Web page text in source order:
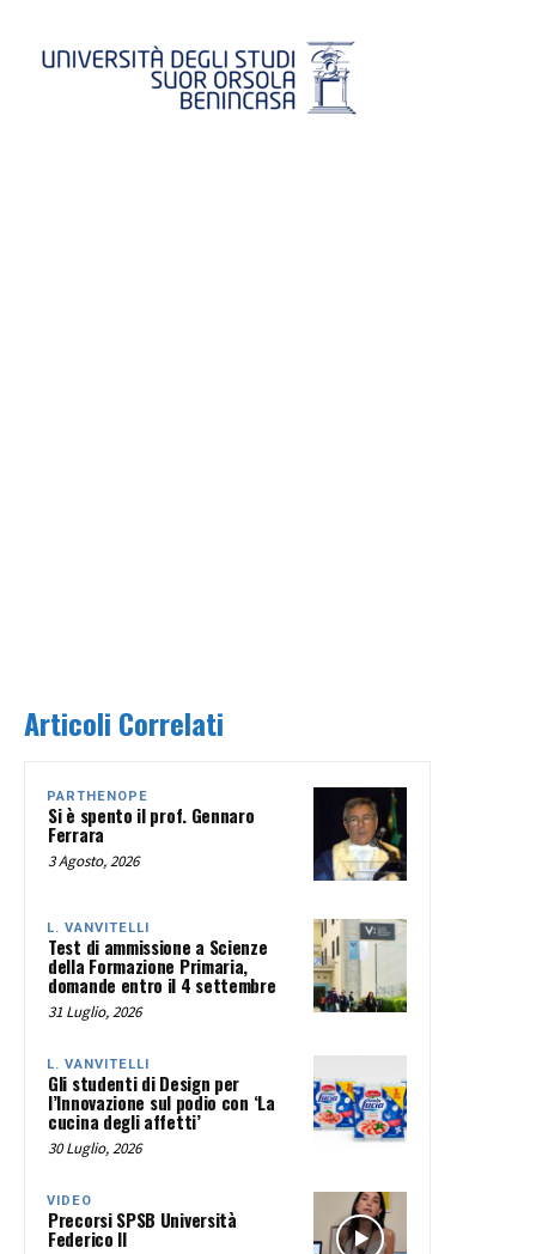
Articoli Correlati
PARTHENOPE
Si è spento il prof. Gennaro
Ferrara
3 Agosto, 2026
L. VANVITELLI
Test di ammissione a Scienze
della Formazione Primaria,
domande entro il 4 settembre
31 Luglio, 2026
L. VANVITELLI
Gli studenti di Design per
l’Innovazione sul podio con ‘La
cucina degli affetti’
30 Luglio, 2026
VIDEO
Precorsi SPSB Università
Federico II